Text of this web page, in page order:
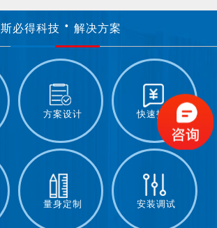
斯必得科技 解决方案
方案设计 快速报价
量身定制 安装调试